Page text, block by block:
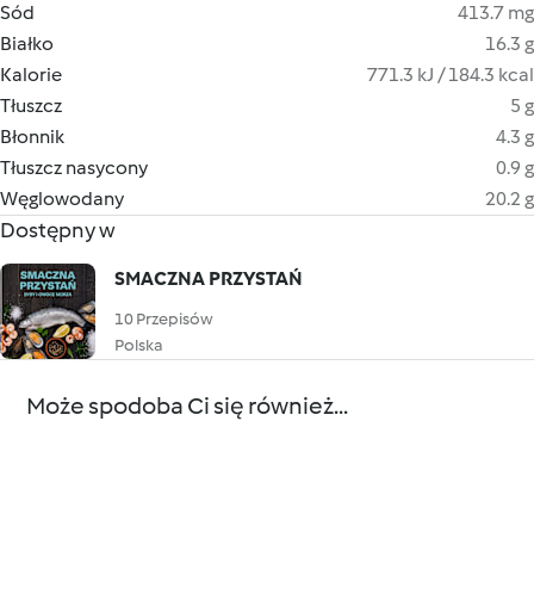
Sód
413.7 mg
Białko
16.3 g
Kalorie
771.3 kJ / 184.3 kcal
Tłuszcz
5 g
Błonnik
4.3 g
Tłuszcz nasycony
0.9 g
Węglowodany
20.2 g
Dostępny w
SMACZNA PRZYSTAŃ
10 Przepisów
Polska
Może spodoba Ci się również...